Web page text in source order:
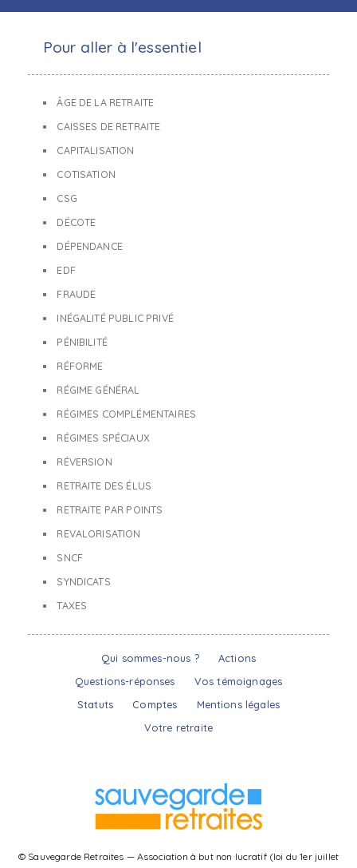
Pour aller à l'essentiel
ÂGE DE LA RETRAITE
CAISSES DE RETRAITE
CAPITALISATION
COTISATION
CSG
DÉCOTE
DÉPENDANCE
EDF
FRAUDE
INÉGALITÉ PUBLIC PRIVÉ
PÉNIBILITÉ
RÉFORME
RÉGIME GÉNÉRAL
RÉGIMES COMPLÉMENTAIRES
RÉGIMES SPÉCIAUX
RÉVERSION
RETRAITE DES ÉLUS
RETRAITE PAR POINTS
REVALORISATION
SNCF
SYNDICATS
TAXES
Qui sommes-nous ?
Actions
Questions-réponses
Vos témoignages
Statuts
Comptes
Mentions légales
Votre retraite
© Sauvegarde Retraites — Association à but non lucratif (loi du 1er juillet